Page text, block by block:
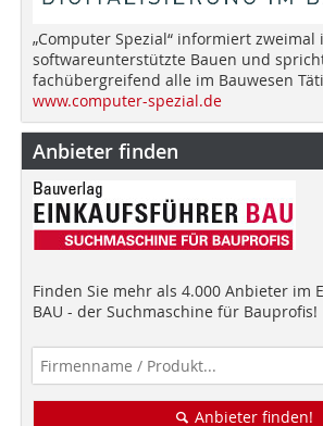
„Computer Spezial“ informiert zweimal
softwareunterstützte Bauen und
fachübergreifend alle im Bauwesen
www.computer-spezial.de
Anbieter finden
Finden Sie mehr als 4.000 Anbieter im
BAU - der Suchmaschine für Bauprofis!
Anbieter finden!